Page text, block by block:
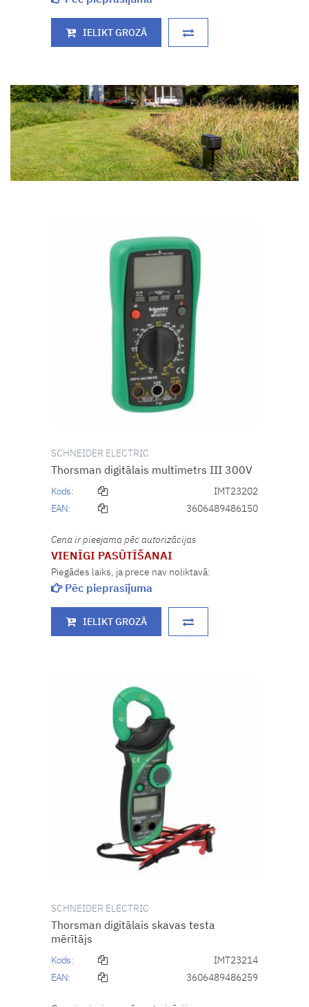
IELIKT GROZĀ
SCHNEIDER ELECTRIC
Thorsman digitālais multimetrs III 300V
Kods:
IMT23202
EAN:
3606489486150
Cena ir pieejama pēc autorizācijas
VIENĪGI PASŪTĪŠANAI
Piegādes laiks, ja prece nav noliktavā:
Pēc pieprasījuma
IELIKT GROZĀ
SCHNEIDER ELECTRIC
Thorsman digitālais skavas testa
mērītājs
Kods:
IMT23214
EAN:
3606489486259